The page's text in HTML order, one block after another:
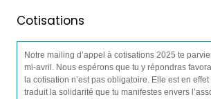
Cotisations
Notre mailing d’appel à cotisations 2025 te
mi-avril. Nous espérons que tu y répondras
la cotisation n’est pas obligatoire. Elle est en
traduit la solidarité que tu manifestes envers